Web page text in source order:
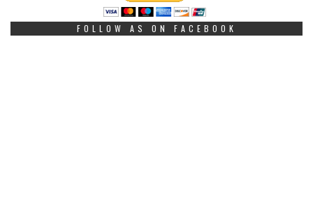
FOLLOW AS ON FACEBOOK